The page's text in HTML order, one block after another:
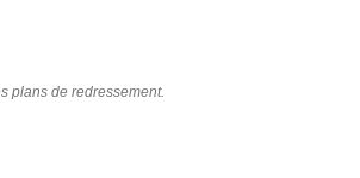
plans de redressement.